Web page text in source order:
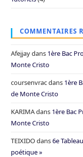
COMMENTAIRES
Afejjaydans 1ère Bac
Monte Cristo
coursenvracdans 1ère
de Monte Cristo
KARIMAdans 1ère Bac
Monte Cristo
TEIXIDOdans6e
poétique »